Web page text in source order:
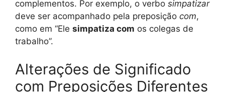
complementos. Por exemplo, o verbo simpatizar
deve ser acompanhado pela preposição com,
como em “Ele simpatiza com os colegas de
trabalho”.
Alterações de Significado
com Preposições Diferentes